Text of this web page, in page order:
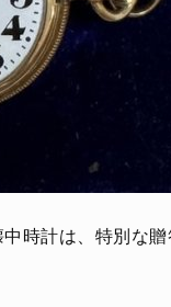
時計は、特別な